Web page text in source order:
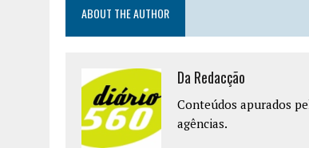
ABOUT THE AUTHOR
Da Redacção
Conteúdos apurados
agências.